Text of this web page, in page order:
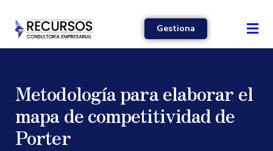
Gestiona
Metodología para elaborar el
mapa de competitividad de
Porter